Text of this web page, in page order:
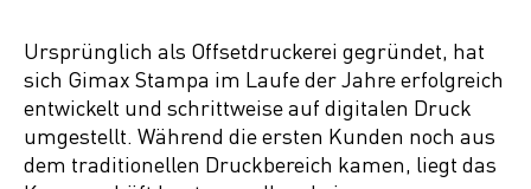
Ursprünglich als Offsetdruckerei gegründet, hat
sich Gimax Stampa im Laufe der Jahre erfolgreich
entwickelt und schrittweise auf digitalen Druck
umgestellt. Während die ersten Kunden noch aus
dem traditionellen Druckbereich kamen, liegt das